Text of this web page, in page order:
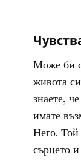
Може би
живота
знаете,
имате
Него. Той
сърцето